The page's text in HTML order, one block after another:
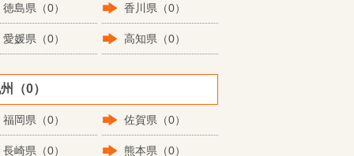
徳島県（0） 香川県（0）
愛媛県（0） 高知県（0）
（0）
福岡県（0） 佐賀県（0）
長崎県（0） 熊本県（0）